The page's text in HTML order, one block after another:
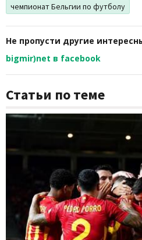
чемпионат Бельгии по футболу
Не пропусти другие
bigmir)net в facebook
Статьи по теме